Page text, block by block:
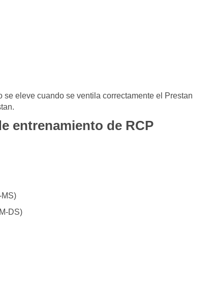
se eleve cuando se ventila correctamente el Prestan
entrenamiento de RCP
DS)